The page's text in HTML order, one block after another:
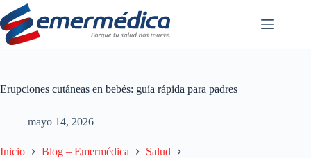
Saltar
al
contenido
Erupciones cutáneas en bebés: guía rápida para padres
mayo 14, 2026
Inicio Blog – Emermédica
Salud